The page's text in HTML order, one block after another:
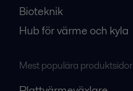
Bioteknik
Hub för värme och kyla
Mest populära produktsidor